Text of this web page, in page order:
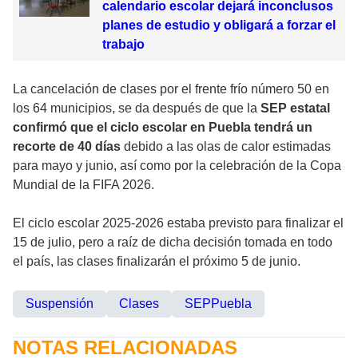
calendario escolar dejará inconclusos
planes de estudio y obligará a forzar el
trabajo
La cancelación de clases por el frente frío número 50 en
los 64 municipios, se da después de que la SEP estatal
confirmó que el ciclo escolar en Puebla tendrá un
recorte de 40 días debido a las olas de calor estimadas
para mayo y junio, así como por la celebración de la Copa
Mundial de la FIFA 2026.
El ciclo escolar 2025-2026 estaba previsto para finalizar el
15 de julio, pero a raíz de dicha decisión tomada en todo
el país, las clases finalizarán el próximo 5 de junio.
Suspensión Clases SEPPuebla
NOTAS RELACIONADAS